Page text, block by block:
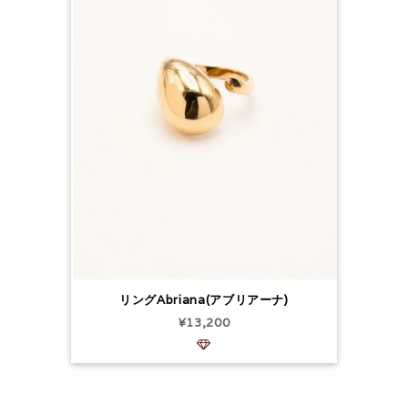
リングAbriana(アブリアーナ)
¥13,200